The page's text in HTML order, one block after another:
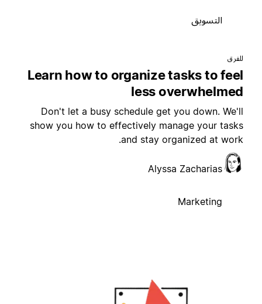
التسويق
Learn how to organize tasks to
less
Don't let a busy schedule get you down.
show you how to effectively manage your
and stay organized at
Alyssa Zacharias
Marketing